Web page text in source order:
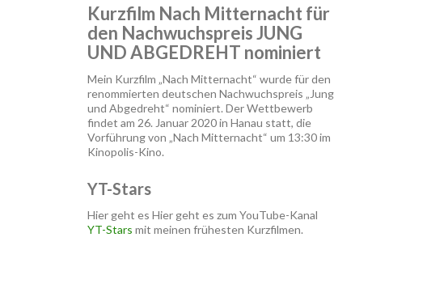
Kurzfilm Nach Mitternacht für
den Nachwuchspreis JUNG
UND ABGEDREHT nominiert
Mein Kurzfilm „Nach Mitternacht“ wurde für den
renommierten deutschen Nachwuchspreis „Jung
und Abgedreht“ nominiert. Der Wettbewerb
findet am 26. Januar 2020 in Hanau statt, die
Vorführung von „Nach Mitternacht“ um 13:30 im
Kinopolis-Kino.
YT-Stars
Hier geht es Hier geht es zum YouTube-Kanal
YT-Stars mit meinen frühesten Kurzfilmen.